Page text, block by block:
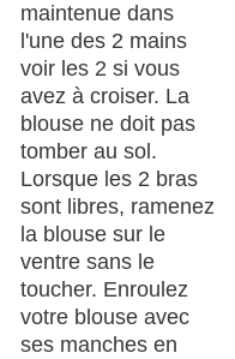
maintenue dans
l'une des 2 mains
voir les 2 si vous
avez à croiser. La
blouse ne doit pas
tomber au sol.
Lorsque les 2 bras
sont libres, ramenez
la blouse sur le
ventre sans le
toucher. Enroulez
votre blouse avec
ses manches en